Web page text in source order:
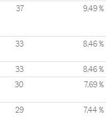
37 9,49 %
33 8,46 %
33 8,46 %
30 7,69 %
29 7,44 %